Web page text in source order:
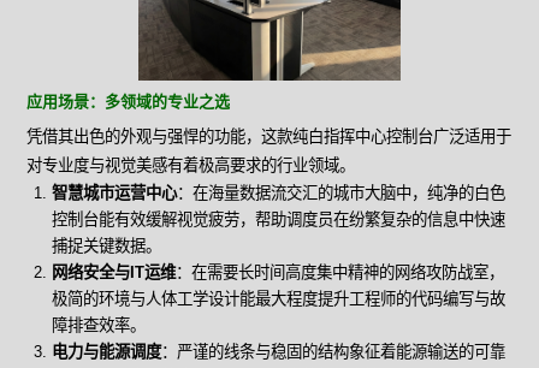
应用场景：多领域的专业之选
凭借其出色的外观与强悍的功能，这款纯白指挥中心控制台广泛适用于
对专业度与视觉美感有着极高要求的行业领域。
智慧城市运营中心：在海量数据流交汇的城市大脑中，纯净的白色
控制台能有效缓解视觉疲劳，帮助调度员在纷繁复杂的信息中快速
捕捉关键数据。
网络安全与IT运维：在需要长时间高度集中精神的网络攻防战室，
极简的环境与人体工学设计能最大程度提升工程师的代码编写与故
障排查效率。
电力与能源调度：严谨的线条与稳固的结构象征着能源输送的可靠